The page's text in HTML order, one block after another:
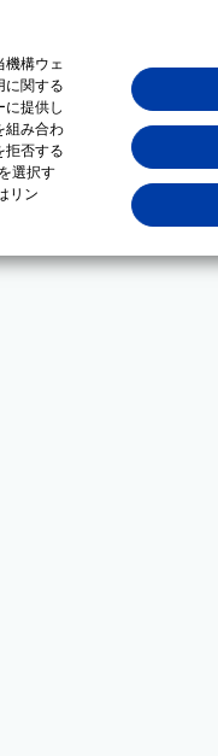
機構ウェ
に関する
に提供し
組み合わ
拒否する
選択す
リン